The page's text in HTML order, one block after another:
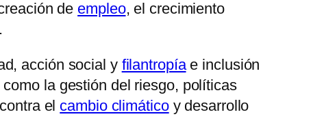
de empleo, el crecimiento
acción social y filantropíae inclusión
la gestión del riesgo, políticas
el cambio climáticoy desarrollo